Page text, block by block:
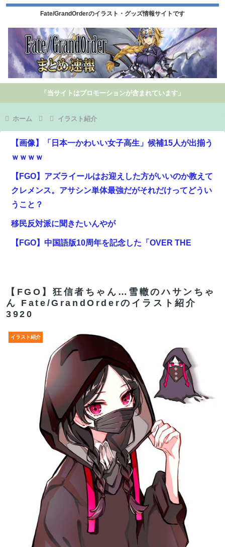
Fate/GrandOrderのイラスト・グッズ情報サイトです
「当サイトはプロモーションが含まれています」
ホーム イラスト紹介
【画像】「日本一かわいい女子高生」候補15人が出揃う
ｗｗｗｗ
【FGO】アズライールはお迎えした方がいいのか教えて
クレメンス。アサシン単体最強だがそれだけってどうい
うこと？
移民反対派に聞きたいんやが
【FGO】中国語版10周年を記念した「OVER THE
登山口でスマホは預けて入山するルールにできないでし
ょうか？山はそれほどの覚悟で入る場所だと思うのです
ェンジしないなら最適クリサポーター
米農家「流石にこんな値段じゃ、米作り辞める人、出る
んじゃないかなあ？？」
【FGO】周年なんだからログレス復刻してくれたらいい
【FGO】リリス Fate/GrandOrderのイラスト紹介3987
【FGO】絆16のメリットが全然出てこないけど、普通に
石がハチャメチャに貰えるとかそんな感じ？
【FGO】絆16のメリットが全然出てこないけど、普通に
石がハチャメチャに貰えるとかそんな感じ？
【画像】日焼け口リの締まったお尻っていいよね！ｗｗ
【FGO】リリス Fate/GrandOrderのイラスト紹介3987
【FGO】狂信者ちゃん…雪轍のハサンちゃ
ん Fate/GrandOrderのイラスト紹介
3920
イラスト紹介